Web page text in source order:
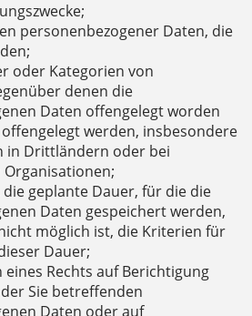
personenbezogener Daten, die
oder Kategorien von
denen die
Daten offengelegt worden
werden, insbesondere
in Drittländern oder bei
geplante Dauer, für die die
Daten gespeichert werden,
möglich ist, die Kriterien für
Dauer;
eines Rechts auf Berichtigung
Sie betreffenden
Daten oder auf